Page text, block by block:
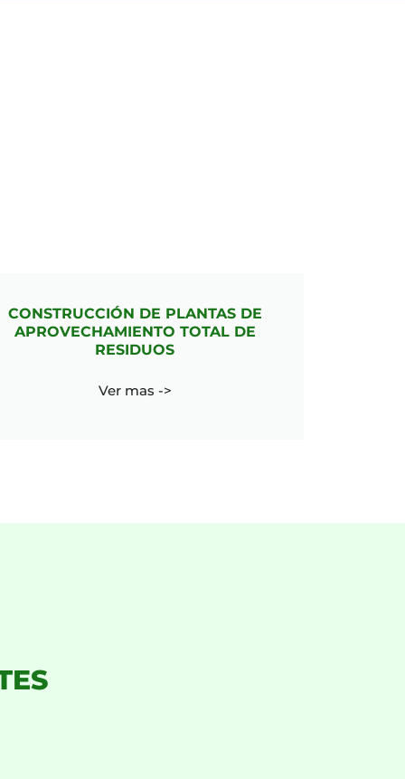
CONSTRUCCIÓN DE PLANTAS DE
APROVECHAMIENTO TOTAL DE
RESIDUOS
Ver mas ->